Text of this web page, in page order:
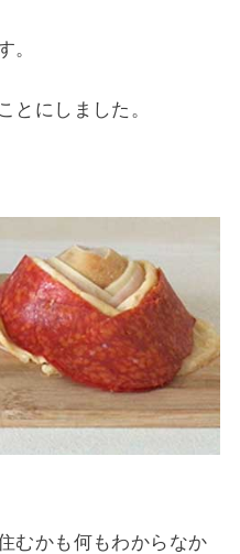
。
とにしました。
むかも何もわからなか